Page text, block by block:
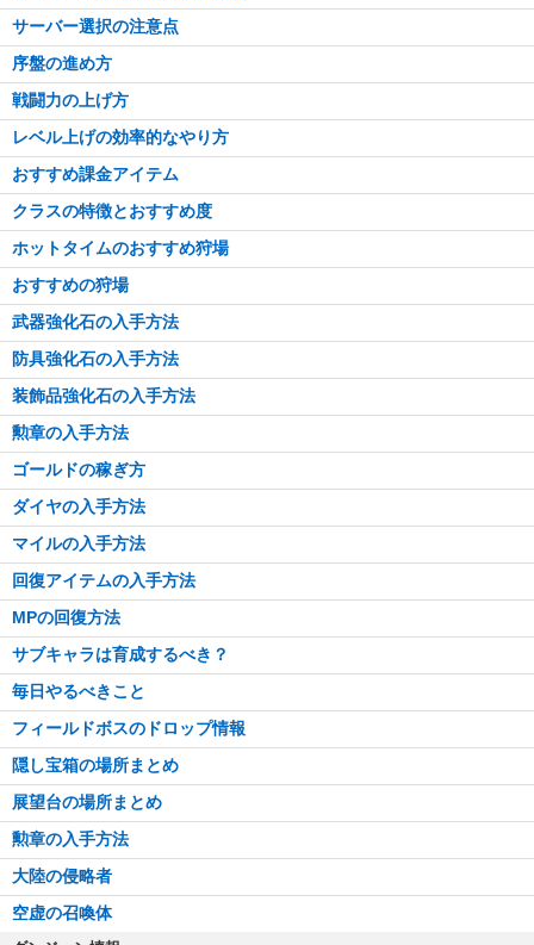
サーバー選択の注意点
序盤の進め方
戦闘力の上げ方
レベル上げの効率的なやり方
おすすめ課金アイテム
クラスの特徴とおすすめ度
ホットタイムのおすすめ狩場
おすすめの狩場
武器強化石の入手方法
防具強化石の入手方法
装飾品強化石の入手方法
勲章の入手方法
ゴールドの稼ぎ方
ダイヤの入手方法
マイルの入手方法
回復アイテムの入手方法
MPの回復方法
サブキャラは育成するべき？
毎日やるべきこと
フィールドボスのドロップ情報
隠し宝箱の場所まとめ
展望台の場所まとめ
勲章の入手方法
大陸の侵略者
空虚の召喚体